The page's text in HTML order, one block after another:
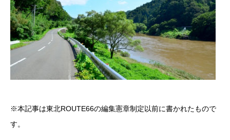
※本記事は東北ROUTE66の編集憲章制定以前に書かれたもので
す。